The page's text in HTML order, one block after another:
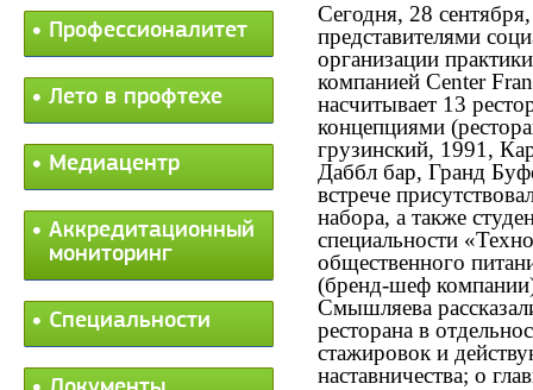
Профессионалитет
Лето в профтехе
Медиацентр
Аккредитационный
мониторинг
Специальности
Сегодня, 28 сентября,
представителями
организации
компанией Center
насчитывает 13
концепциями
грузинский, 1991,
Даббл бар, Гранд
встрече
набора, а также
специальности
общественного
(бренд-шеф
Смышляева
ресторана в
стажировок и
наставничества; о